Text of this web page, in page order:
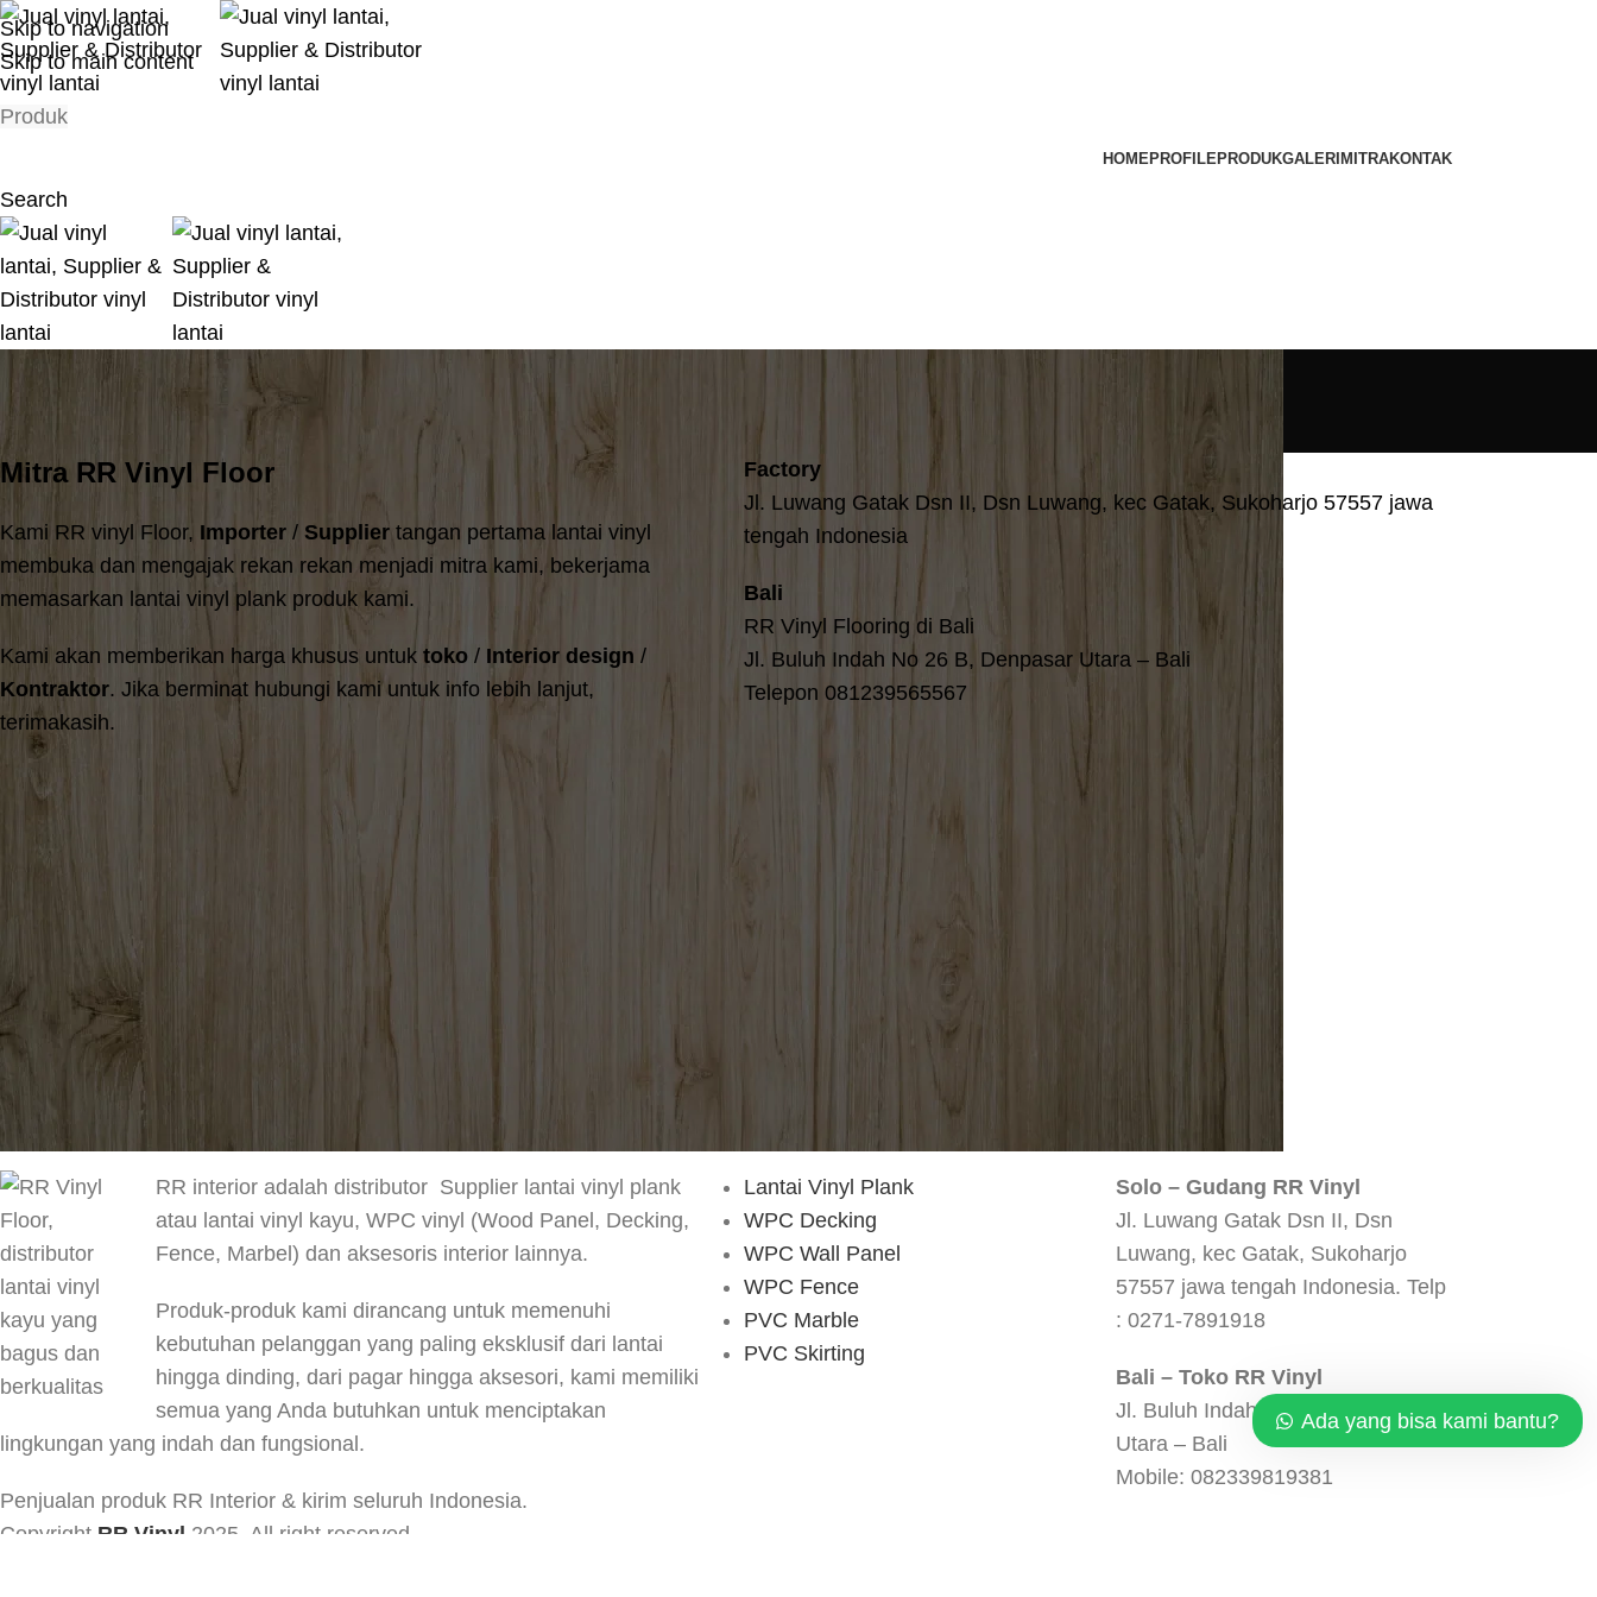
Skip to navigation
Skip to main content
Produk
HOMEPROFILEPRODUKGALERIMITRAKONTAK
Search
Mitra Penjualan
Mitra RR Vinyl Floor
Kami RR vinyl Floor, Importer / Supplier tangan pertama lantai vinyl
membuka dan mengajak rekan rekan menjadi mitra kami, bekerjama
memasarkan lantai vinyl plank produk kami.
Kami akan memberikan harga khusus untuk toko / Interior design /
Kontraktor. Jika berminat hubungi kami untuk info lebih lanjut,
terimakasih.
Factory
Jl. Luwang Gatak Dsn II, Dsn Luwang, kec Gatak, Sukoharjo 57557 jawa
tengah Indonesia
Bali
RR Vinyl Flooring di Bali
Jl. Buluh Indah No 26 B, Denpasar Utara – Bali
Telepon 081239565567
TENTANG RR VINYL
RR interior adalah distributor Supplier lantai vinyl plank
atau lantai vinyl kayu, WPC vinyl (Wood Panel, Decking,
Fence, Marbel) dan aksesoris interior lainnya.
Produk-produk kami dirancang untuk memenuhi
kebutuhan pelanggan yang paling eksklusif dari lantai
hingga dinding, dari pagar hingga aksesori, kami memiliki
semua yang Anda butuhkan untuk menciptakan
lingkungan yang indah dan fungsional.
Penjualan produk RR Interior & kirim seluruh Indonesia.
Lantai Vinyl Plank
WPC Decking
WPC Wall Panel
WPC Fence
PVC Marble
PVC Skirting
Solo – Gudang RR Vinyl
Jl. Luwang Gatak Dsn II, Dsn
Luwang, kec Gatak, Sukoharjo
57557 jawa tengah Indonesia. Telp
: 0271-7891918
Bali – Toko RR Vinyl
Jl. Buluh Indah No 26 B, Denpasar
Utara – Bali
Mobile: 082339819381
Copyright RR Vinyl 2025. All right reserved.
Ada yang bisa kami bantu?